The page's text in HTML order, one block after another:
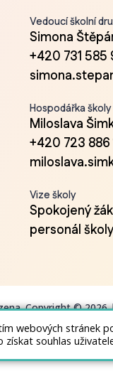
Vedoucí školní
Simona
+420 731 585
Hospodářka školy
Miloslava
+420 723 886
Vize školy
Spokojený
personál
Copyright ©
webových stránek
souhlas